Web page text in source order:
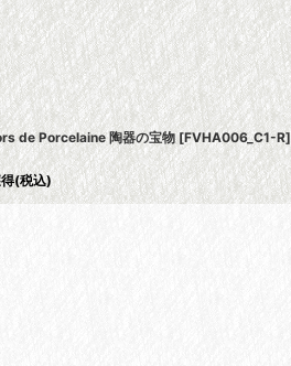
絞り込む
de Porcelaine 陶器の宝物 [FVHA006_C1-R]
(税込)